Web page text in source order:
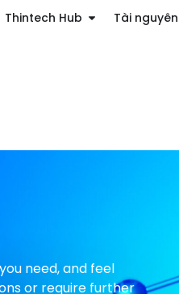
Thintech Hub Tài nguyên
need, and feel
or require further